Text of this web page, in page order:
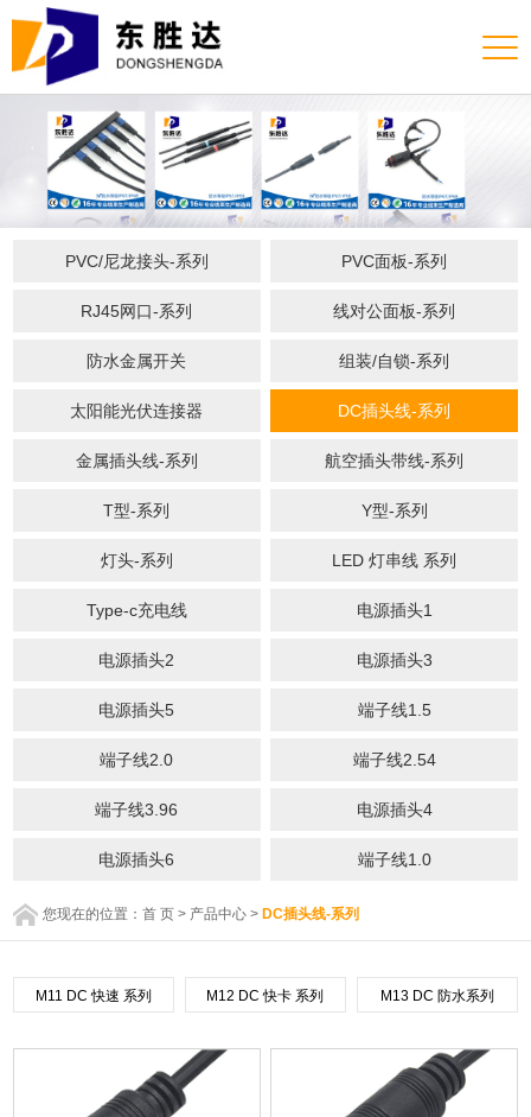
PVC/尼龙接头-系列 PVC面板-系列
RJ45网口-系列 线对公面板-系列
防水金属开关 组装/自锁-系列
太阳能光伏连接器 DC插头线-系列
金属插头线-系列 航空插头带线-系列
T型-系列 Y型-系列
灯头-系列 LED 灯串线 系列
Type-c充电线 电源插头1
电源插头2 电源插头3
电源插头5 端子线1.5
端子线2.0 端子线2.54
端子线3.96 电源插头4
电源插头6 端子线1.0
您现在的位置：首 页 > 产品中心 > DC插头线-系列
M11 DC 快速 系列 M12 DC 快卡 系列 M13 DC 防水系列